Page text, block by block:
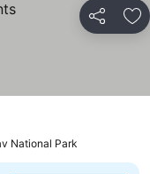
Zdieľať
National Park